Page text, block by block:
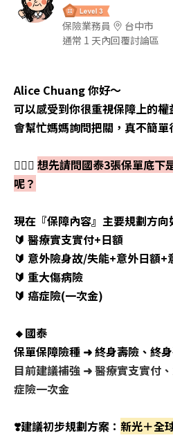
保險業務員
台中市
通常 1 天內回覆討論區
Alice Chuang 你好～
可以感受到你很重視保障上的權
會幫忙媽媽詢問把關，真不簡
💁🏻‍♀️ 想先請問國泰3張保單底下
呢？
現在『保障內容』主要規劃方向
🔰 醫療實支實付+日額
🔰 意外險身故/失能+意外日額
🔰 重大傷病險
🔰 癌症險(一次金)
🔸國泰
保單保障險種 ➜ 終身壽險、終
目前建議補強 ➜ 醫療實支實付
症險一次金
❣️建議初步規劃方案： 新光＋全